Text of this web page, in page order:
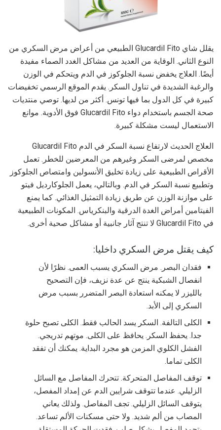
يقلل شاي Glucardil Fito الطبيعي من أعراض مرض السكري من
النوع الثاني. الوقاية من العديد من مشاكل الغدد الصماء مفيدة
أيضًا. العلاج يخفض نسبة الجلوكوز في الدم ويتحكم في الوزن
والرغبة الشديدة في تناول السكر. يقدم الموقع الرسمي تخفيضات
كبيرة في كل الدول بما فيها تونس. أكثر من لديها. توصي منتديات
صحة الجسم باستخدام دواء Glucardil Fito فوق الأدوية. موانع
الاستعمال ليست مشكلة كبيرة.
العلاج الحديث لارتفاع نسبة السكر في الدم Glucardil Fito
مخصص لمرضى السكر وغيرهم من المعرضين للخطر. تعمل
الأقراص الطبيعية على زيادة تخليق الأنسولين وامتصاص الجلوكوز
وتطبيع نسبة السكر في الدم. وبالتالي، يعمل الجلوكارديل فيتو
على موازنة الوزن عن طريق زيادة التمثيل الغذائي. كما يمنع
الفيتامين أمراض الغدة الدرقية والبنكرياس. المكونات الطبيعية
في Glucardil Fito لا تنتج آثار جانبية أو مشاكل صحية أخرى.
كيف يقتل مرض السكري داخليا:
فقدان البصر. مرض السكري يسبب العمى. نظرًا لأن
انفصال الشبكية ينتج عن عدة نزيف، فإن التصحيح
بالليزر لا يمكنه استعادة البصر المتضرر بسبب مرض
السكري إلى الأبد.
الكلى التالفة. السكر يسد الحالب فقط. الكلى تصبح حلوة
جدا. يحفظ السكر. يحافظ على الكلى. موتهم تدريجي.
الفشل الكلوي المزمن هو مجرد البداية. يمكنك أن تفقد
الكلى تماما.
توقف المفاصل المتحركة. تتحرك المفاصل مع السائل
الزليلي. عندما تتوقف شرايين الدم عن إمداد المفصل،
يتوقف السائل الزليلي. تجف المفاصل. ولذلك يعاني
المصاب من ألم شديد. ولا حتى مسكنات الألم تساعد.